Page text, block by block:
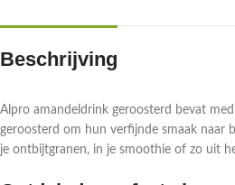
Beschrijving
Alpro amandeldrink geroosterd bevat
geroosterd om hun verfijnde smaak naar
je ontbijtgranen, in je smoothie of zo uit